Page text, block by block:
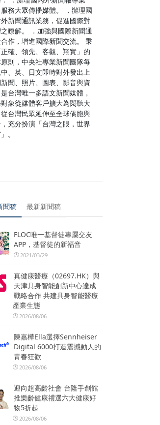
務大眾傳播媒體。 ．辦理國
新聞通訊業務，促進國際對
瞭解。 ．加強與國際新聞通
作，增進國際新聞交流。 秉
確、領先、客觀、翔實」的
則，中央社專業新聞團隊每
、英、日文即時對外發出上
聞、照片、圖表、影音與資
台灣唯一多語文新聞媒體，
象從媒體客戶擴大為閱聽大
台灣民眾延伸至全球僑胞與
充分扮演「台灣之眼，世界
。
聞稿 最新新聞稿
FLOC唯一基督徒專屬交友
APP，基督徒的新福音
2021/03/29
真健康醫療（02697.HK）與
天津具身智能創新中心達成
戰略合作 共建具身智能醫療
產業生態
2026/08/06
陳嘉樺Ella選擇Sennheiser
Digital 6000打造震撼動人的
青春狂歡
2026/08/06
迎向超高齡社會 台隆手創館
推樂齡健康禮選六大健康好
物5折起
2026/08/06